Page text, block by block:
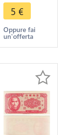
Cargo 1953
UNC ->
Make offer
5 €
Oppure fai
un'offerta